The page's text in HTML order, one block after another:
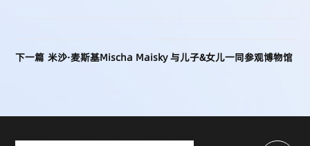
下一篇 米沙·麦斯基Mischa Maisky 与儿子&女儿一同参观博物馆